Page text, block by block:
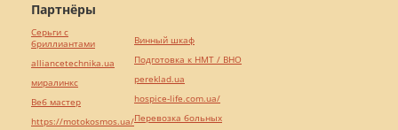
Партнёры
Серьги с
бриллиантами
alliancetechnika.ua
миралинкс
Веб мастер
https://motokosmos.ua/
Винный шкаф
Подготовка к НМТ / ВНО
pereklad.ua
hospice-life.com.ua/
Перевозка больных